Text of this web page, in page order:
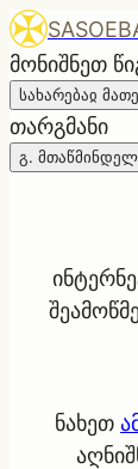
მონიშნეთ
სახარებაჲ
თარგმანი
გ.
ნახეთ